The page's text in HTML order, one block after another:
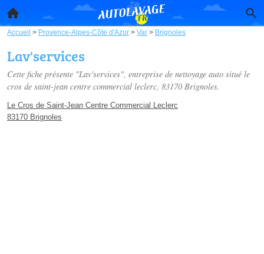
Accueil > Provence-Alpes-Côte d'Azur > Var > Brignoles
Lav'services
Cette fiche présente "Lav'services", entreprise de nettoyage auto situé le
cros de saint-jean centre commercial leclerc, 83170 Brignoles.
Le Cros de Saint-Jean Centre Commercial Leclerc
83170 Brignoles